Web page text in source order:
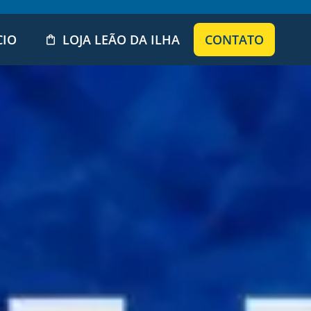
LOJA LEÃO DA ILHA CONTATO